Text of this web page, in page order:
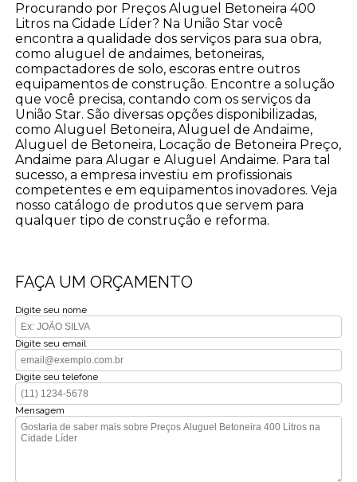
Procurando por Preços Aluguel Betoneira 400
Litros na Cidade Líder? Na União Star você
encontra a qualidade dos serviços para sua obra,
como aluguel de andaimes, betoneiras,
compactadores de solo, escoras entre outros
equipamentos de construção. Encontre a solução
que você precisa, contando com os serviços da
União Star. São diversas opções disponibilizadas,
como Aluguel Betoneira, Aluguel de Andaime,
Aluguel de Betoneira, Locação de Betoneira Preço,
Andaime para Alugar e Aluguel Andaime. Para tal
sucesso, a empresa investiu em profissionais
competentes e em equipamentos inovadores. Veja
nosso catálogo de produtos que servem para
qualquer tipo de construção e reforma.
FAÇA UM ORÇAMENTO
Digite seu nome
Digite seu email
Digite seu telefone
Mensagem